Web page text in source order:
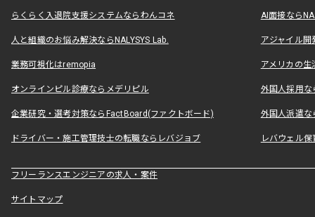
らくらく入退院支援システムならわんコネ AI面接なら
人と組織のお悩み解決ならNALYSYS Lab. アジャイル
業務可視化はremopia アメリカの
オンラインピル診療ならメデリピル 外国人採用
企業研究・選考対策ならFactBoard(ファクトボード) 外国人派遣な
ドライバー・施工管理技士の転職ならレバジョブ レバウェル
フリーランスエンジニアの求人・案件
サイトマップ